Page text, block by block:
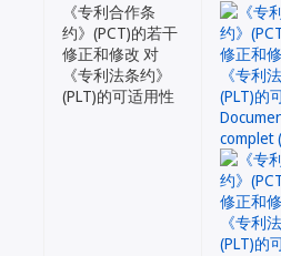
《专利合作条
约》(PCT)的若干
修正和修改 对
《专利法条约》
(PLT)的可适用性